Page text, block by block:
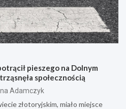
pieszego na Dolnym
społecznością
Adamczyk
złotoryjskim, miało miejsce